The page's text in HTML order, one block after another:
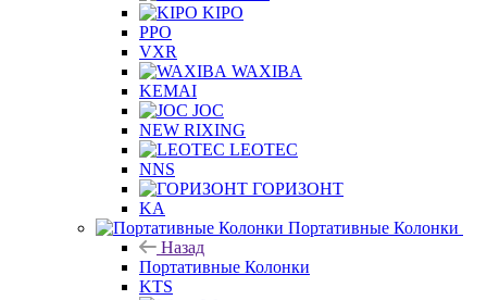
KIPO
PPO
VXR
WAXIBA
KEMAI
JOC
NEW RIXING
LEOTEC
NNS
ГОРИЗОНТ
KA
Портативные Колонки
Назад
Портативные Колонки
KTS